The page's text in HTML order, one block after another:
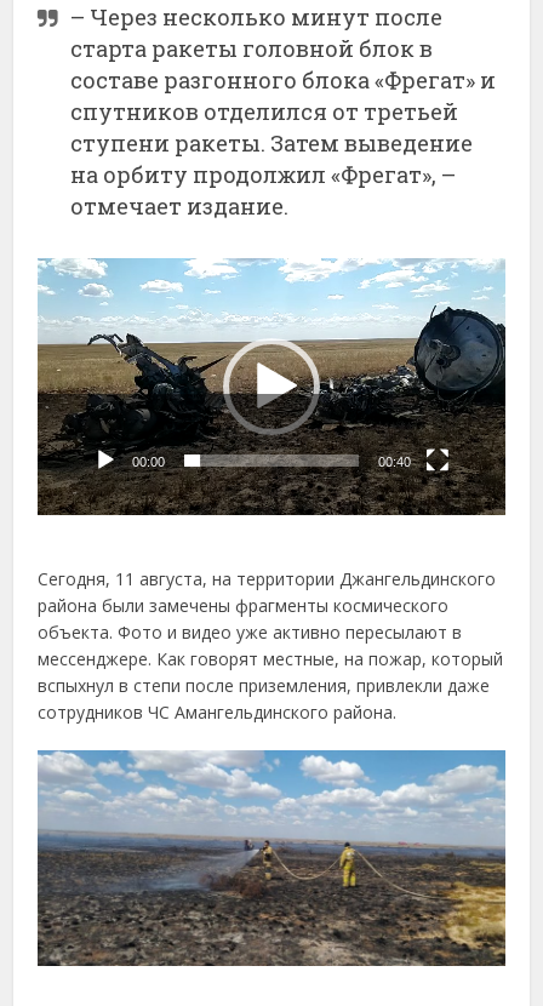
– Через несколько минут после
старта ракеты головной блок в
составе разгонного блока «Фрегат» и
спутников отделился от третьей
ступени ракеты. Затем выведение
на орбиту продолжил «Фрегат», –
отмечает издание.
Видеоплеер
00:00 00:40
Сегодня, 11 августа, на территории Джангельдинского
района были замечены фрагменты космического
объекта. Фото и видео уже активно пересылают в
мессенджере. Как говорят местные, на пожар, который
вспыхнул в степи после приземления, привлекли даже
сотрудников ЧС Амангельдинского района.